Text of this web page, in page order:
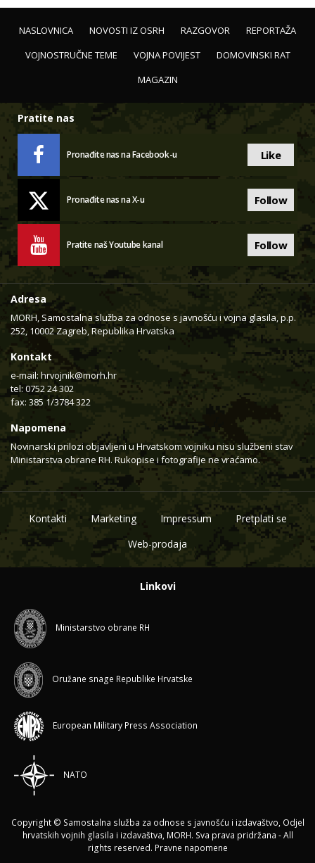
NASLOVNICA NOVOSTI IZ OSRH RAZGOVOR
REPORTAŽA
VOJNOSTRUČNE TEME
VOJNA POVIJEST
DOMOVINSKI RAT
MAGAZIN
Pratite nas
Pronađite nas na Facebook-u Like
Pronađite nas na X-u Follow
Pratite naš Youtube kanal Follow
Adresa
MORH, Samostalna služba za odnose s javnošću i vojna glasila, p.p.
252, 10002 Zagreb, Republika Hrvatska
Kontakt
e-mail: hrvojnik@morh.hr
tel: 0752 24 302
fax: 385 1/3784 322
Napomena
Novinarski prilozi objavljeni u Hrvatskom vojniku nisu službeni stav
Ministarstva obrane RH. Rukopise i fotografije ne vraćamo.
Kontakti Marketing Impressum
Pretplati se
Web-prodaja
Linkovi
Ministarstvo obrane RH
Oružane snage Republike Hrvatske
European Military Press Association
NATO
Copyright © Samostalna služba za odnose s javnošću i izdavaštvo, Odjel
hrvatskih vojnih glasila i izdavaštva, MORH. Sva prava pridržana - All
rights reserved. Pravne napomene